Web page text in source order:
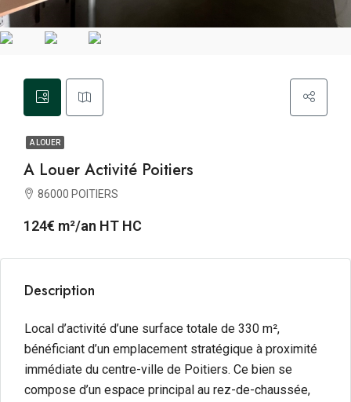
A LOUER
A Louer Activité Poitiers
86000 POITIERS
124€ m²/an HT HC
Description
Local d’activité d’une surface totale de 330 m²,
bénéficiant d’un emplacement stratégique à proximité
immédiate du centre-ville de Poitiers. Ce bien se
compose d’un espace principal au rez-de-chaussée,